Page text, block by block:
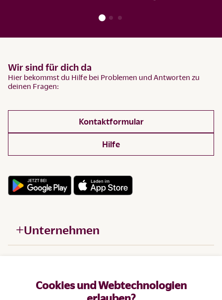
Cookies und Webtechnologien
Wir sind für dich da
Hier bekommst du Hilfe bei Problemen und Antworten zu
deinen Fragen:
Kontaktformular
Hilfe
Unternehmen
Produkte